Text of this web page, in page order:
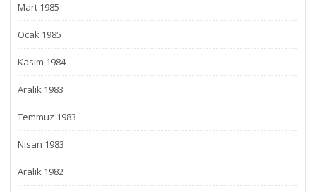
Mart 1985
Ocak 1985
Kasım 1984
Aralık 1983
Temmuz 1983
Nisan 1983
Aralık 1982